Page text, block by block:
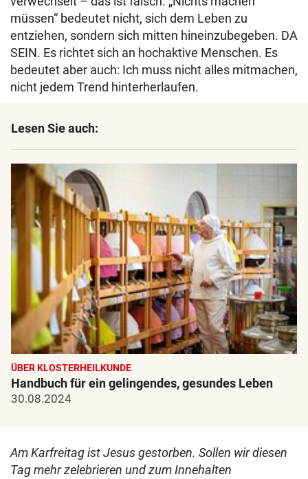
müssen“ bedeutet nicht, sich dem Leben zu
entziehen, sondern sich mitten hineinzubegeben. DA
SEIN. Es richtet sich an hochaktive Menschen. Es
bedeutet aber auch: Ich muss nicht alles mitmachen,
nicht jedem Trend hinterherlaufen.
Lesen Sie auch:
ÜBER KLOSTERHEILKUNDE
Handbuch für ein gelingendes, gesundes Leben
30.08.2024
Am Karfreitag ist Jesus gestorben. Sollen wir diesen
Tag mehr zelebrieren und zum Innehalten